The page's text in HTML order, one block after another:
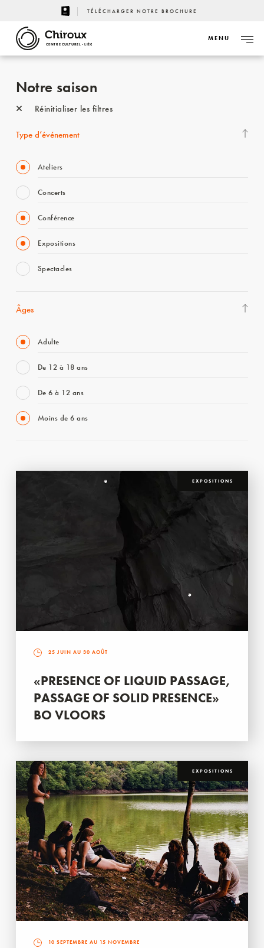
TÉLÉCHARGER NOTRE BROCHURE
CENTRE CULTUREL - LIÈGE
MENU
Notre saison
Réinitialiser les filtres
Type d’événement
Ateliers
Concerts
Conférence
Expositions
Spectacles
Âges
Adulte
De 12 à 18 ans
De 6 à 12 ans
Moins de 6 ans
EXPOSITIONS
25 JUIN AU 30 AOÛT
«PRESENCE OF LIQUID PASSAGE,
PASSAGE OF SOLID PRESENCE»
BO VLOORS
EXPOSITIONS
10 SEPTEMBRE AU 15 NOVEMBRE